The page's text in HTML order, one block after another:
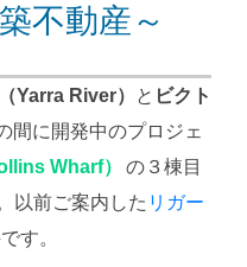
不動産～
Yarra River） と ビクト
間に開発中のプロジェ
Wharf）
の３棟目
以前ご案内した リガー
す。